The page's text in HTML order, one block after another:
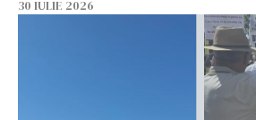
30 IULIE 2026